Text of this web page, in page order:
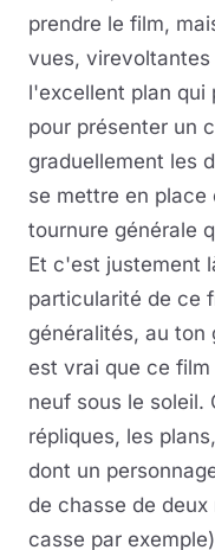
prendre le film,
vues,
l'excellent plan qui
pour présenter un
graduellement les
se mettre en place
tournure générale
Et c'est justement
particularité de ce
généralités, au ton
est vrai que ce
neuf sous le soleil.
répliques, les
dont un
de chasse de
casse par